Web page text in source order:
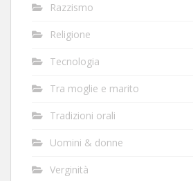
Razzismo
Religione
Tecnologia
Tra moglie e marito
Tradizioni orali
Uomini & donne
Verginità